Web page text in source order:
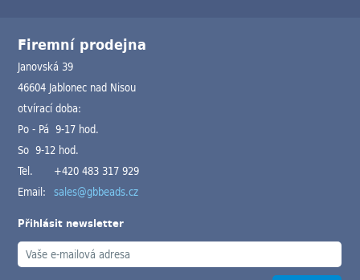
Firemní prodejna
Janovská 39
46604 Jablonec nad Nisou
otvírací doba:
Po - Pá 9-17 hod.
So 9-12 hod.
Tel.
+420 483 317 929
Email: sales@gbbeads.cz
Přihlásit newsletter